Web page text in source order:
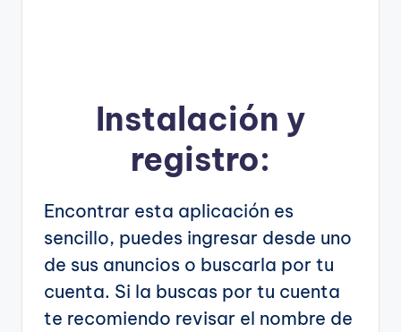
Instalación y
registro:
Encontrar esta aplicación es
sencillo, puedes ingresar desde uno
de sus anuncios o buscarla por tu
cuenta. Si la buscas por tu cuenta
te recomiendo revisar el nombre de